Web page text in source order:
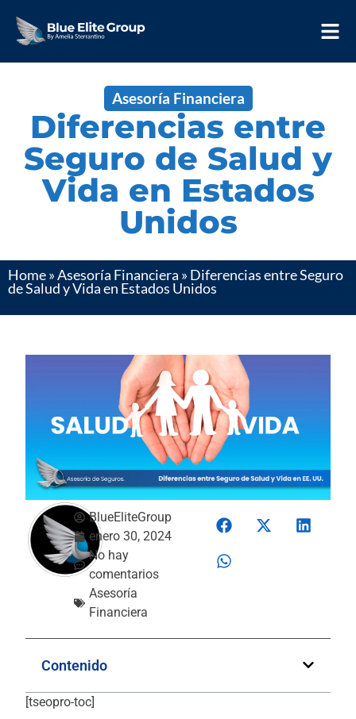
Asesoría Financiera
Diferencias entre
Seguro de Salud y
Vida en Estados
Unidos
Home»Asesoría Financiera » Diferencias entre Seguro
de Salud y Vida en Estados Unidos
BlueEliteGroup
enero 30, 2024
No hay
comentarios
Asesoría
Financiera
Contenido
[tseopro-toc]